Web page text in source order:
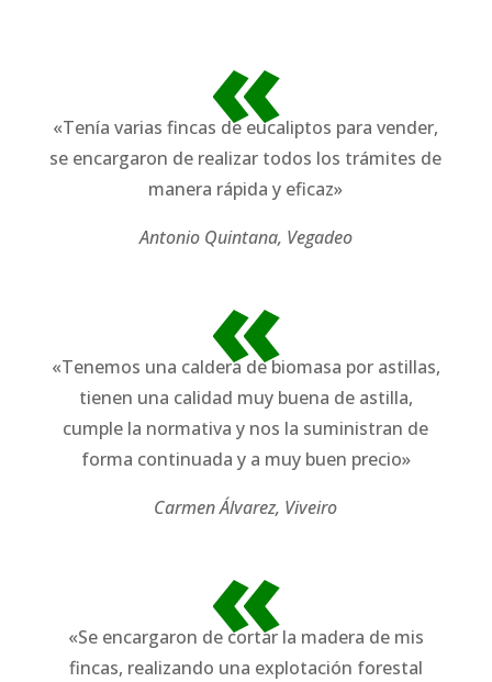
«
«Tenía varias fincas de eucaliptos para vender,
se encargaron de realizar todos los trámites de
manera rápida y eficaz»
Antonio Quintana, Vegadeo
«
«Tenemos una caldera de biomasa por astillas,
tienen una calidad muy buena de astilla,
cumple la normativa y nos la suministran de
forma continuada y a muy buen precio»
Carmen Álvarez, Viveiro
«
«Se encargaron de cortar la madera de mis
fincas, realizando una explotación forestal